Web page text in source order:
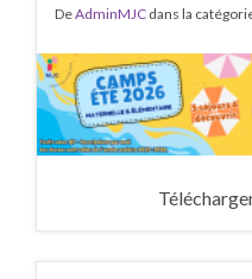
DeAdminMJC dans la